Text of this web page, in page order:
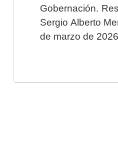
Gobernación.
Sergio Alberto
de marzo de